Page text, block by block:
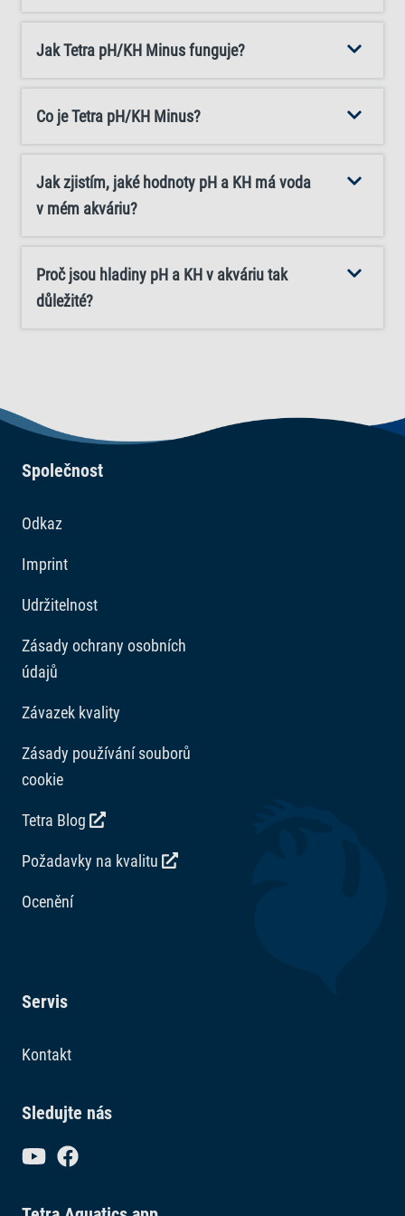
pokožky nebo očí důkladně vypláchněte vodou. Tetra
vodní živočichy.
Jak Tetra pH/KH Minus funguje?
Co je Tetra pH/KH Minus?
Jak zjistím, jaké hodnoty pH a KH má voda
v mém akváriu?
Proč jsou hladiny pH a KH v akváriu tak
důležité?
Společnost
Odkaz
Imprint
Udržitelnost
Zásady ochrany osobních
údajů
Závazek kvality
Zásady používání souborů
cookie
Tetra Blog
Požadavky na kvalitu
Ocenění
Servis
Kontakt
Sledujte nás